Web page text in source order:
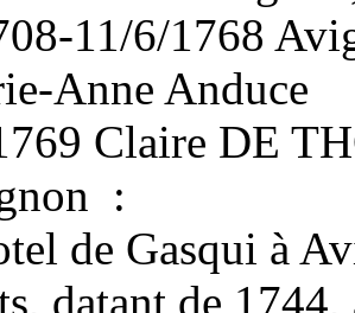
11/6/1768
Anne Anduce
Claire DE
:
de Gasqui à
datant de